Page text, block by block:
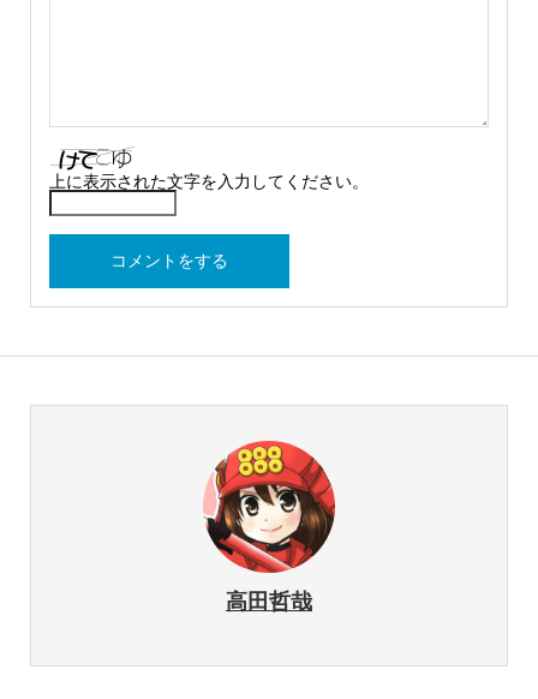
上に表示された文字を入力してください。
高田哲哉